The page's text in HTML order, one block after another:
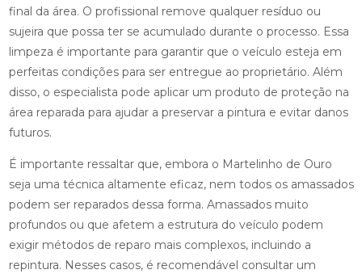
final da área. O profissional remove qualquer resíduo ou
sujeira que possa ter se acumulado durante o processo. Essa
limpeza é importante para garantir que o veículo esteja em
perfeitas condições para ser entregue ao proprietário. Além
disso, o especialista pode aplicar um produto de proteção na
área reparada para ajudar a preservar a pintura e evitar danos
futuros.
É importante ressaltar que, embora o Martelinho de Ouro
seja uma técnica altamente eficaz, nem todos os amassados
podem ser reparados dessa forma. Amassados muito
profundos ou que afetem a estrutura do veículo podem
exigir métodos de reparo mais complexos, incluindo a
repintura. Nesses casos, é recomendável consultar um